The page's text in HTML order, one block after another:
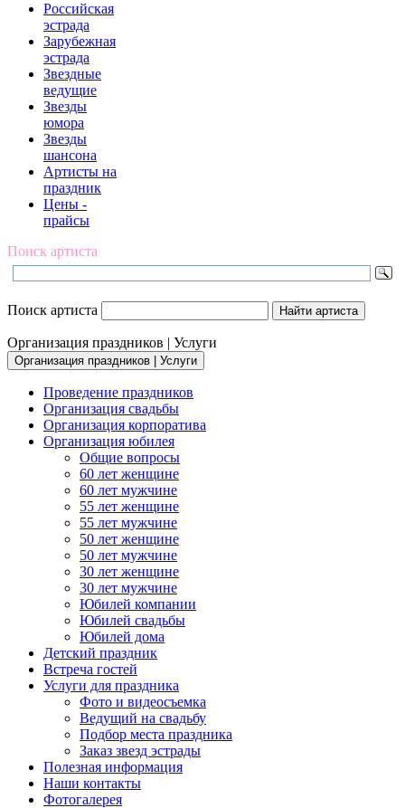
Российская
эстрада
Зарубежная
эстрада
Звездные
ведущие
Звезды
юмора
Звезды
шансона
Артисты на
праздник
Цены -
прайсы
Поиск артиста
Поиск артиста
Организация праздников | Услуги
Организация праздников | Услуги
Проведение праздников
Организация свадьбы
Организация корпоратива
Организация юбилея
Общие вопросы
60 лет женщине
60 лет мужчине
55 лет женщине
55 лет мужчине
50 лет женщине
50 лет мужчине
30 лет женщине
30 лет мужчине
Юбилей компании
Юбилей свадьбы
Юбилей дома
Детский праздник
Встреча гостей
Услуги для праздника
Фото и видеосъемка
Ведущий на свадьбу
Подбор места праздника
Заказ звезд эстрады
Полезная информация
Наши контакты
Фотогалерея